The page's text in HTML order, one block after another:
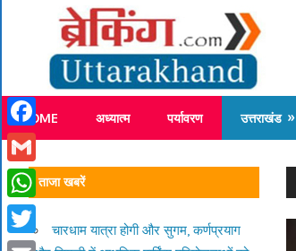
content
Breaking News Uttarakhand
HOME अध्यात्म पर्यावरण उत्तराखंड
ताजा खबरें
चारधाम यात्रा होगी और सुगम, कर्णप्रयाग
Facebook
Gmail
WhatsApp
Twitter